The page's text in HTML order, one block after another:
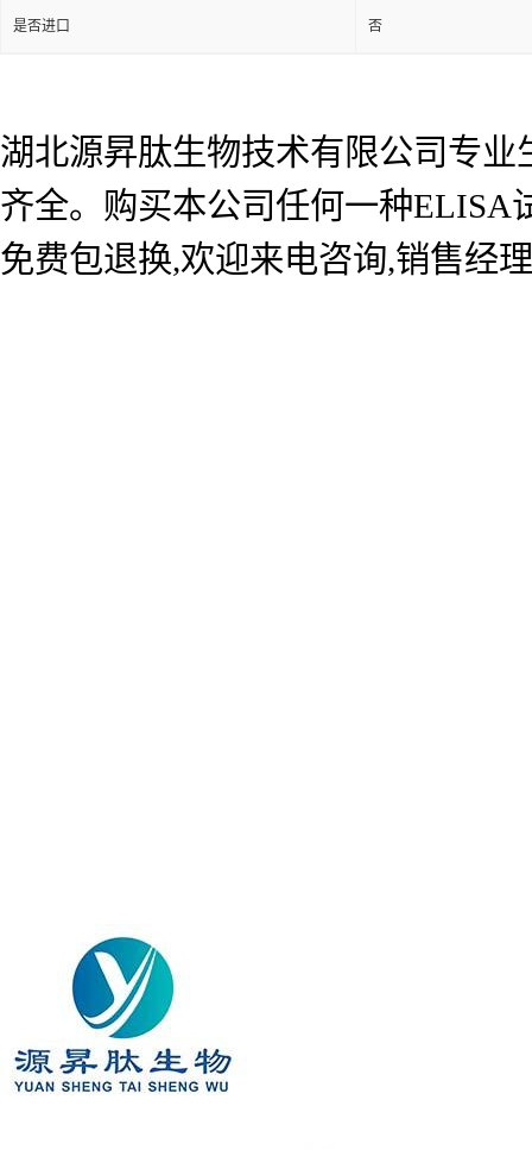
是否进口 否
湖北源昇肽生物技术有限公司专
齐全。购买本公司任何一种ELISA
免费包退换,欢迎来电咨询,销售经